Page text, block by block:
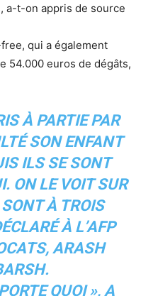
a-t-on appris de source
qui a également
54.000 euros de dégâts,
À PARTIE PAR
SON ENFANT
ILS SE SONT
ON LE VOIT SUR
À TROIS
À L’AFP
ARASH
QUOI », A